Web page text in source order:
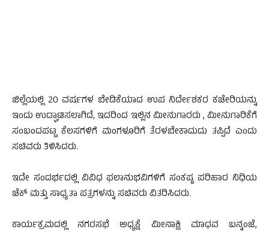
ಜಿಲ್ಲೆಯಲ್ಲಿ 20 ವರ್ಷಗಳ ಬೇಡಿಕೆಯಾದ ಉಪ ನಿರ್ದೇಶಕರ ಕಚೇರಿಯನ್ನು
ಇಂದು ಉದ್ಘಾಟಿಸಲಾಗಿದೆ, ಇದರಿಂದ ಇಲ್ಲಿನ ಮೀನುಗಾರರು , ಮೀನುಗಾರಿಕೆಗೆ
ಸಂಬಂದಪಟ್ಟ ಕೆಲಸಗಳಿಗೆ ಮಂಗಳೂರಿಗೆ ತೆರಳಬೇಕಾದುದು ತಪ್ಪಿದೆ ಎಂದು
ಸಚಿವರು ತಿಳಿಸಿದರು.
ಇದೇ ಸಂದರ್ಭದಲ್ಲಿ ವಿವಿಧ ಫಲಾನುಭವಿಗಳಿಗೆ ಸಂಕಷ್ಠ ಪರಿಹಾರ ನಿಧಿಯ
ಚೆಕ್ ಮತ್ತು ಸಾಧ್ಯತಾ ಪತ್ರಗಳನ್ನು ಸಚಿವರು ವಿತರಿಸಿದರು.
ಕಾರ್ಯಕ್ರಮದಲ್ಲಿ ನಗರಸಭೆ ಅಧ್ಯಕ್ಷೆ ಮೀನಾಕ್ಷಿ ಮಾಧವ ಬನ್ನಂಜೆ,